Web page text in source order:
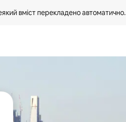
вміст перекладено автоматично.